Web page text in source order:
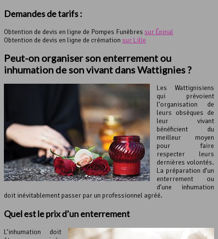
Demandes de tarifs :
Obtention de devis en ligne de Pompes Funèbres sur Épinal
Obtention de devis en ligne de crémation sur Lille
Peut-on organiser son enterrement ou
inhumation de son vivant dans Wattignies ?
Les Wattignisiens
qui prévoient
l’organisation de
leurs obsèques de
leur vivant
bénéficient du
meilleur moyen
pour faire
respecter leurs
dernières volontés.
La préparation d’un
enterrement ou
d’une inhumation
doit inévitablement passer par un professionnel agréé.
Quel est le prix d’un enterrement
L’inhumation doit